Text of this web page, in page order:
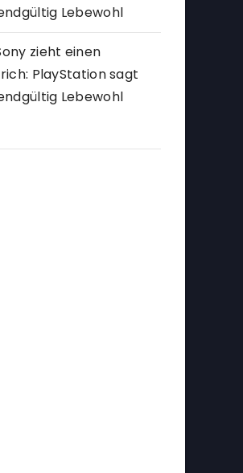
Lebewohl
zieht einen
PlayStation sagt
Lebewohl